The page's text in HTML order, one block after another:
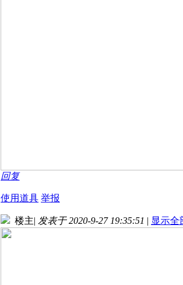
回复
使用道具 举报
楼主| 发表于 2020-9-27 19:35:51 | 显示全